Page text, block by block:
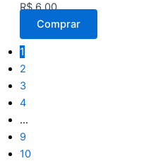
R$6,00
Comprar
1
2
3
4
…
9
10